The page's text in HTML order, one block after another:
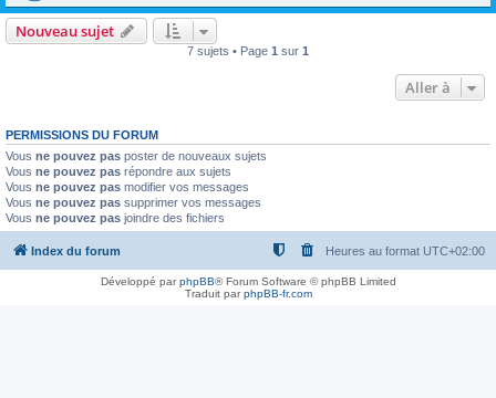
Nouveau sujet
7 sujets • Page 1 sur 1
Aller à
PERMISSIONS DU FORUM
Vous ne pouvez pas poster de nouveaux sujets
Vous ne pouvez pas répondre aux sujets
Vous ne pouvez pas modifier vos messages
Vous ne pouvez pas supprimer vos messages
Vous ne pouvez pas joindre des fichiers
Index du forum Heures au format UTC+02:00
Développé parphpBB® Forum Software © phpBB Limited
Traduit parphpBB-fr.com